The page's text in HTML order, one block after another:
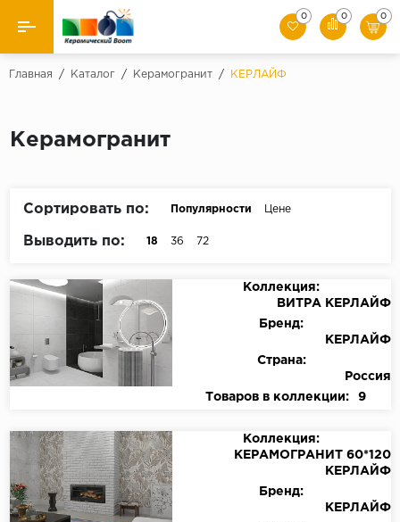
Назад
Керамическая плитка
0 0 0
Главная / Каталог / Керамогранит / КЕРЛАЙФ
Керамогранит
Сортировать по: Популярности Цене
Выводить по: 18 36 72
Коллекция:
ВИТРА КЕРЛАЙФ
Бренд:
КЕРЛАЙФ
Страна:
Россия
Товаров в коллекции:
9
Коллекция:
КЕРАМОГРАНИТ 60*120
КЕРЛАЙФ
Бренд:
КЕРЛАЙФ